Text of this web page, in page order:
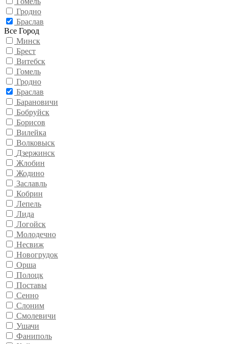
Гродно
Браслав
Все Город
Минск
Брест
Витебск
Гомель
Гродно
Браслав
Барановичи
Бобруйск
Борисов
Вилейка
Волковыск
Дзержинск
Жлобин
Жодино
Заславль
Кобрин
Лепель
Лида
Логойск
Молодечно
Несвиж
Новогрудок
Орша
Полоцк
Поставы
Сенно
Слоним
Смолевичи
Ушачи
Фаниполь